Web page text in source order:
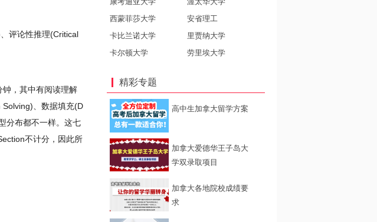
评论性推理(Critical
，其中有阅读理解
、数据填充(D
分布都不一样。这七
不计分，因此所
西蒙菲莎大学
安省理工
卡比兰诺大学
里贾纳大学
卡尔顿大学
劳里埃大学
精彩专题
高中生加拿大留学方案
加拿大爱德华王子岛大
学双录取项目
加拿大各地院校成绩要
求